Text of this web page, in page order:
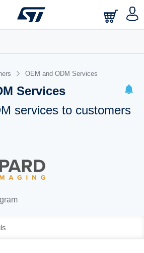
OEM and ODM Services
Services
services to customers
your saved searches.